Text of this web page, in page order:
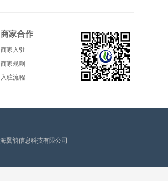
商家合作
商家入驻
商家规则
入驻流程
翼韵信息科技有限公司